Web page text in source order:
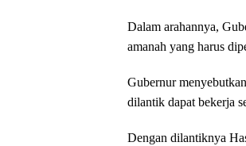
Dalam arahannya,
amanah yang harus
Gubernur
dilantik dapat bekerja
Dengan dilantiknya